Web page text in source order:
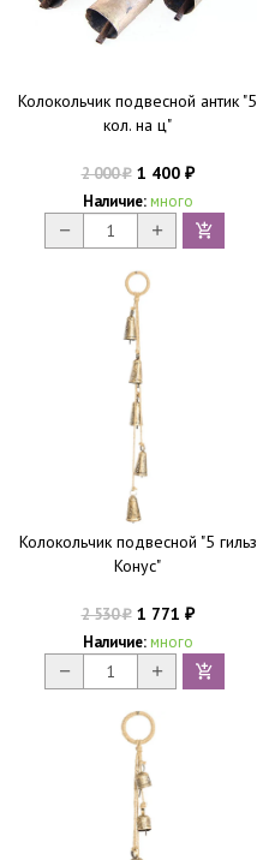
Колокольчик подвесной антик "5
кол. на ц"
2 000₽1 400 ₽
Наличие: много
Колокольчик подвесной "5 гильз
Конус"
2 530₽1 771 ₽
Наличие: много